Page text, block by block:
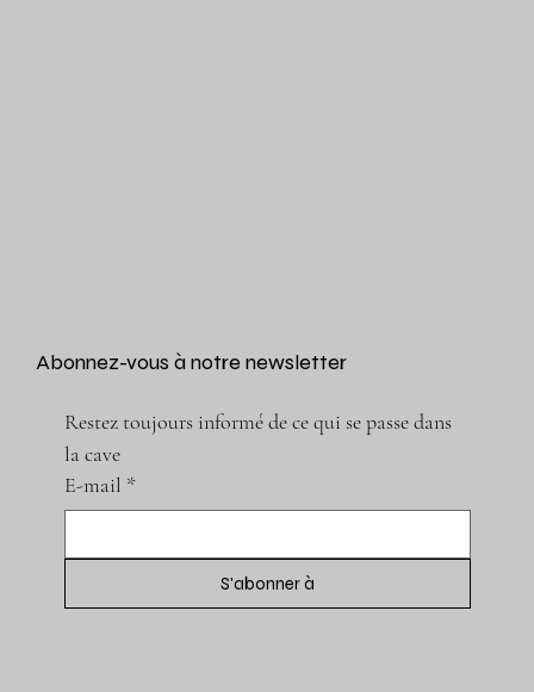
Abonnez-vous à notre newsletter
Restez toujours informé de ce qui se passe dans
la cave
E-mail *
S'abonner à